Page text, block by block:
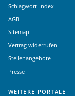
Schlagwort-Index
AGB
Sitemap
Vertrag widerrufen
Stellenangebote
Presse
WEITERE PORTALE